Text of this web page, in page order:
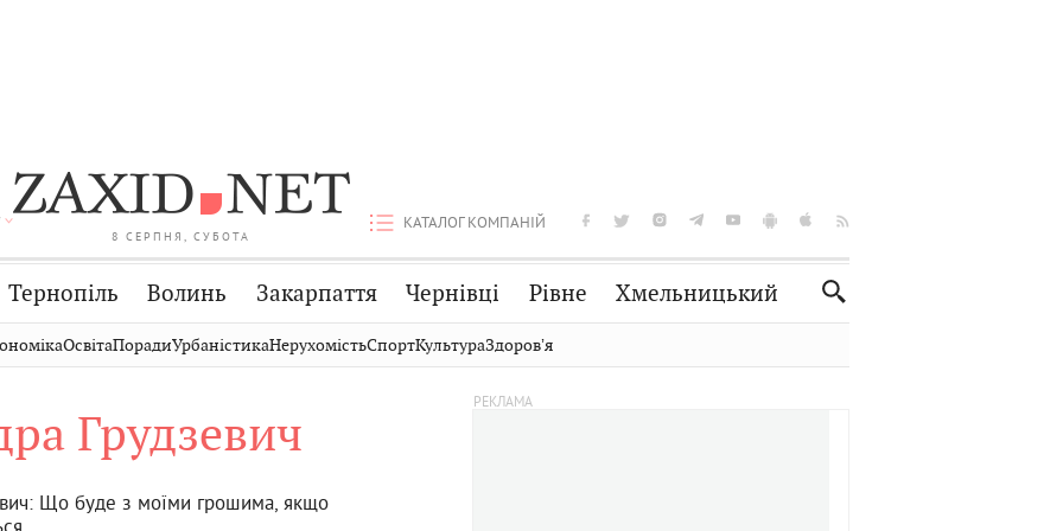
8 СЕРПНЯ, СУБОТА
КАТАЛОГ КОМПАНІЙ
Тернопіль Волинь Закарпаття Чернівці Рівне Хмельницький
Стрий
Хмельницький
Вінниця
Публікації Авто Словко
Кіно
ОсвітаПорадиУрбаністикаНерухомістьСпортКультураЗдоровʼя
Грудзевич
Що буде з моїми грошима, якщо